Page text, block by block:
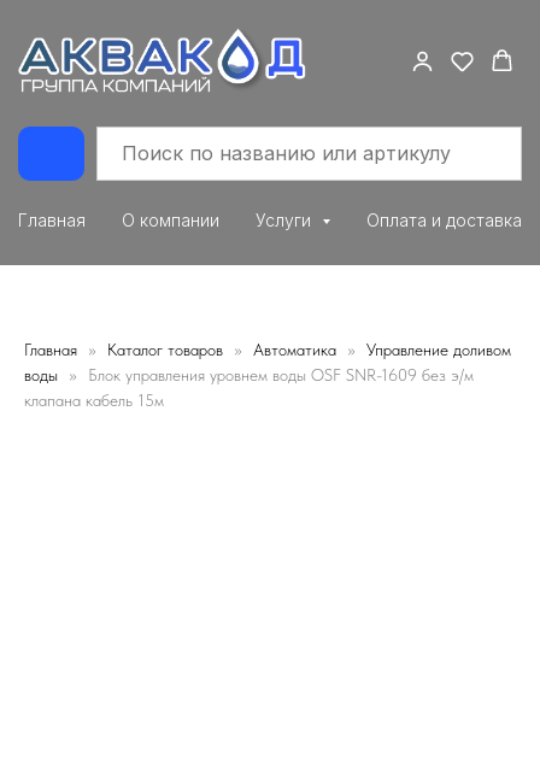
Главная О компании Услуги Оплата и доставка
Главная Каталог товаров Автоматика
Управление доливом
воды
Блок управления уровнем воды OSF SNR-1609 без э/м
клапана кабель 15м